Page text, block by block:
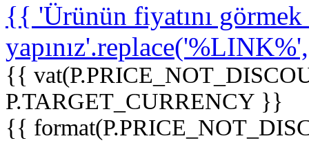
{{ 'Ürünün fiyatını
{{
P.TARGET_CURRENCY }}
{{